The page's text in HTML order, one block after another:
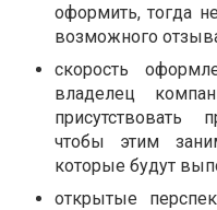
оформить, тогда
возможного
скорость
владелец
присутствовать
чтобы этим
которые будут
открытые